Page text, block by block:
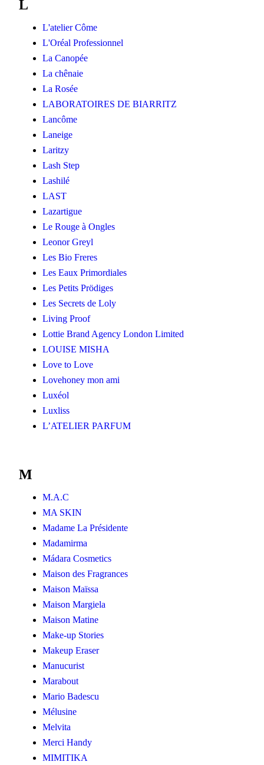
L
L'atelier Côme
L'Oréal Professionnel
La Canopée
La chênaie
La Rosée
LABORATOIRES DE BIARRITZ
Lancôme
Laneige
Laritzy
Lash Step
Lashilé
LAST
Lazartigue
Le Rouge à Ongles
Leonor Greyl
Les Bio Freres
Les Eaux Primordiales
Les Petits Prödiges
Les Secrets de Loly
Living Proof
Lottie Brand Agency London Limited
LOUISE MISHA
Love to Love
Lovehoney mon ami
Luxéol
Luxliss
L’ATELIER PARFUM
M
M.A.C
MA SKIN
Madame La Présidente
Madamirma
Mádara Cosmetics
Maison des Fragrances
Maison Maïssa
Maison Margiela
Maison Matine
Make-up Stories
Makeup Eraser
Manucurist
Marabout
Mario Badescu
Mélusine
Melvita
Merci Handy
MIMITIKA